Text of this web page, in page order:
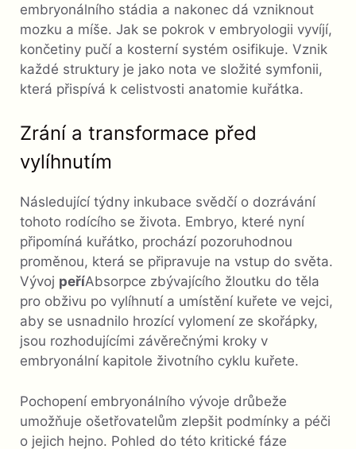
embryonálního stádia a nakonec dá vzniknout
mozku a míše. Jak se pokrok v embryologii vyvíjí,
končetiny pučí a kosterní systém osifikuje. Vznik
každé struktury je jako nota ve složité symfonii,
která přispívá k celistvosti anatomie kuřátka.
Zrání a transformace před
vylíhnutím
Následující týdny inkubace svědčí o dozrávání
tohoto rodícího se života. Embryo, které nyní
připomíná kuřátko, prochází pozoruhodnou
proměnou, která se připravuje na vstup do světa.
Vývoj peříAbsorpce zbývajícího žloutku do těla
pro obživu po vylíhnutí a umístění kuřete ve vejci,
aby se usnadnilo hrozící vylomení ze skořápky,
jsou rozhodujícími závěrečnými kroky v
embryonální kapitole životního cyklu kuřete.
Pochopení embryonálního vývoje drůbeže
umožňuje ošetřovatelům zlepšit podmínky a péči
o jejich hejno. Pohled do této kritické fáze